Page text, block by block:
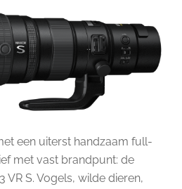
een uiterst handzaam full-
met vast brandpunt: de
VR S. Vogels, wilde dieren,